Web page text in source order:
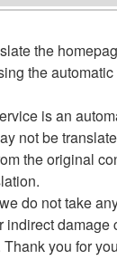
ら探す
対象から探す
合わせ
the
the
is an
not be
the original
do not take
indirect damage
you for